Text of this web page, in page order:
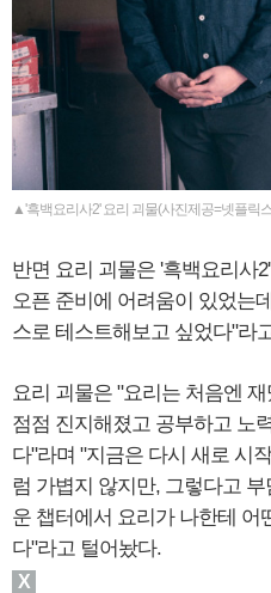
▲'흑백요리사2' 요리 괴물(사진제공=넷플릭
반면 요리 괴물은 '흑백요리사
오픈 준비에 어려움이 있었는
스로 테스트해보고 싶었다"라
요리 괴물은 "요리는 처음엔
점점 진지해졌고 공부하고 노
다"라며 "지금은 다시 새로 시
럼 가볍지 않지만, 그렇다고
운 챕터에서 요리가 나한테 어
다"라고 털어놨다.
X